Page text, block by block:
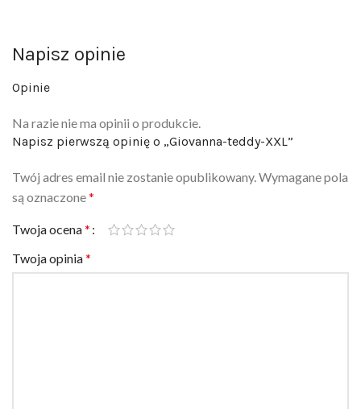
Napisz opinie
Opinie
Na razie nie ma opinii o produkcie.
Napisz pierwszą opinię o „Giovanna-teddy-XXL”
Twój adres email nie zostanie opublikowany. Wymagane pola
są oznaczone*
Twoja ocena*
Twoja opinia*